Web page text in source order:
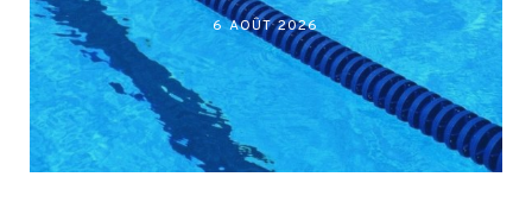
6 AOÛT 2026